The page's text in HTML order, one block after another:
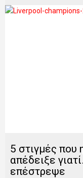
5 στιγμές που
απέδειξε
επέστρεψε